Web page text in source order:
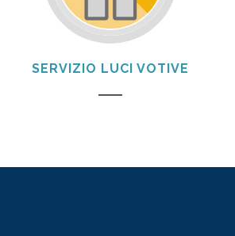
SERVIZIO LUCI VOTIVE